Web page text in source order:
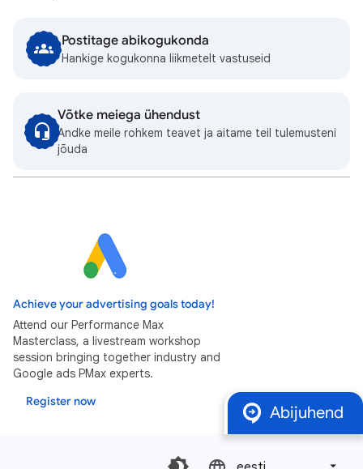
Postitage abikogukonda
Hankige kogukonna liikmetelt vastuseid
Võtke meiega ühendust
Andke meile rohkem teavet ja aitame teil tulemusteni
jõuda
Achieve your advertising goals today!
Attend our Performance Max
Masterclass, a livestream workshop
session bringing together industry and
Google ads PMax experts.
Register now
Abijuhend